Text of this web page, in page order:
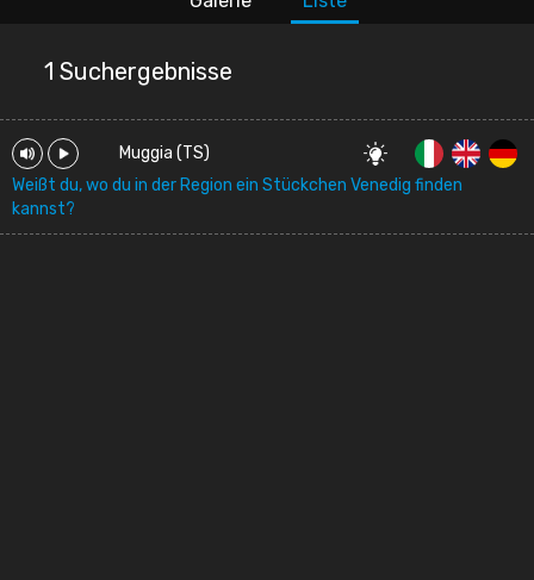
1 Suchergebnisse
Muggia (TS)
Weißt du, wo du in der Region ein Stückchen Venedig finden
kannst?